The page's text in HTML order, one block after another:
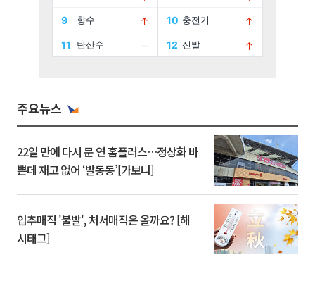
주요뉴스
22일 만에 다시 문 연 홈플러스…정상화 바
쁜데 재고 없어 ‘발동동’[가보니]
입추매직 '불발', 처서매직은 올까요? [해
시태그]